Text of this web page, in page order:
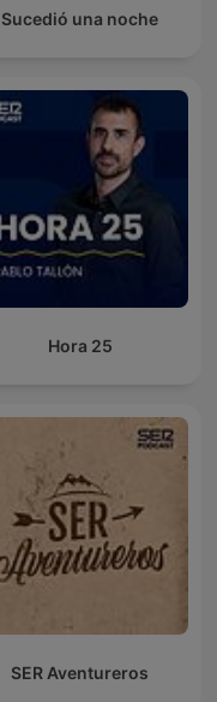
Sucedió una noche
Hora 25
SER Aventureros